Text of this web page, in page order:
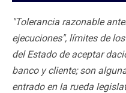
"Tolerancia razonable
ejecuciones", límites de
del Estado de aceptar
banco y cliente; son
entrado en la rueda